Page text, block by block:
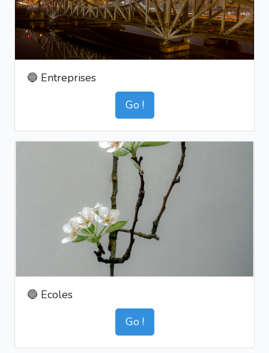
🔵 Entreprises
Go !
🔵 Ecoles
Go !